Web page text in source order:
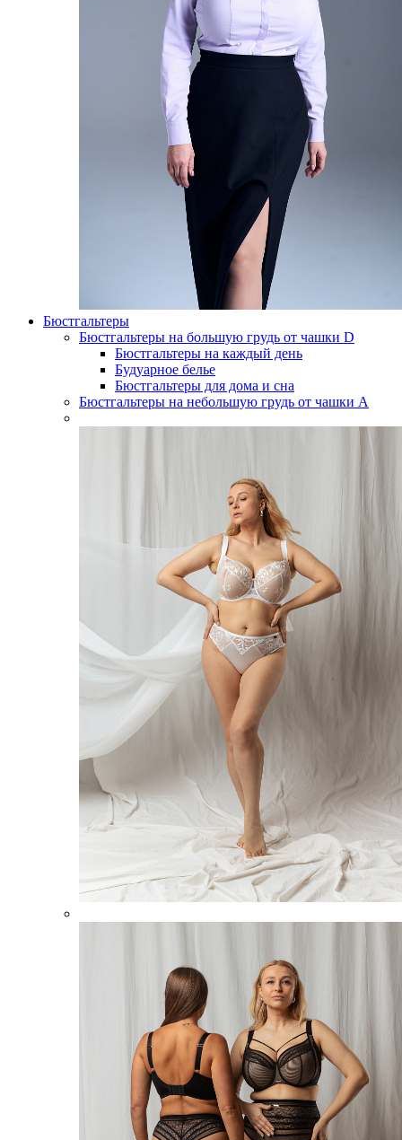
Бюстгальтеры
Бюстгальтеры на большую грудь от чашки D
Бюстгальтеры на каждый день
Будуарное белье
Бюстгальтеры для дома и сна
Бюстгальтеры на небольшую грудь от чашки А